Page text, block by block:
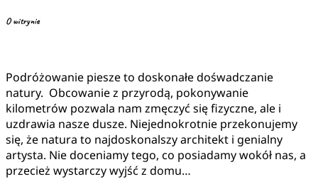
O witrynie
Podróżowanie piesze to doskonałe dośwadczanie
natury. Obcowanie z przyrodą, pokonywanie
kilometrów pozwala nam zmęczyć się fizyczne, ale i
uzdrawia nasze dusze. Niejednokrotnie przekonujemy
się, że natura to najdoskonalszy architekt i genialny
artysta. Nie doceniamy tego, co posiadamy wokół nas, a
przecież wystarczy wyjść z domu…